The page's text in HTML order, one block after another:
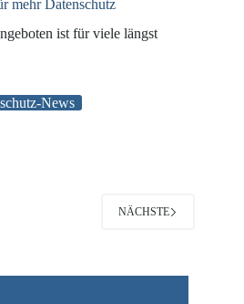
mehr Datenschutz
ist für viele längst
News
NÄCHSTE